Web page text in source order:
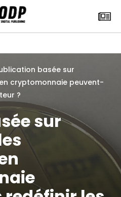
basée sur
cryptomonnaie peuvent-
?
sur